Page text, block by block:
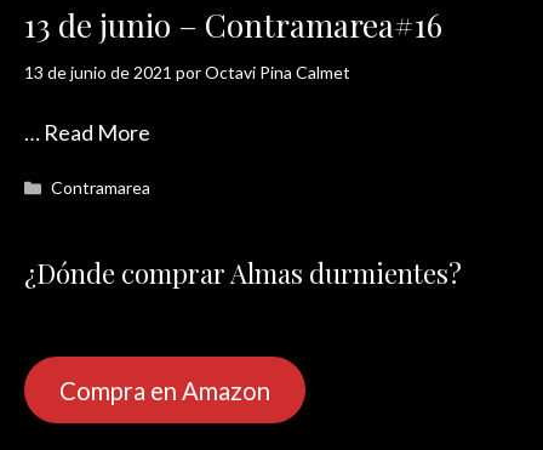
13 de junio – Contramarea#16
13 de junio de 2021 porOctavi Pina Calmet
… Read More
Categorías
Contramarea
¿Dónde comprar Almas durmientes?
Compra en Amazon